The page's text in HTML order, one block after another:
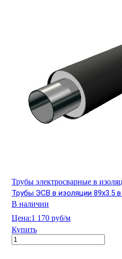
Трубы электросварные в
Трубы ЭСВ в изоляции 89х3.5
В наличии
Цена:1 170 руб/м
Купить